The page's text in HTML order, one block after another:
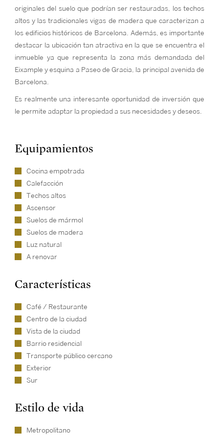
originales del suelo que podrían ser restauradas, los techos
altos y las tradicionales vigas de madera que caracterizan a
los edificios históricos de Barcelona. Además, es importante
destacar la ubicación tan atractiva en la que se encuentra el
inmueble ya que representa la zona más demandada del
Eixample y esquina a Paseo de Gracia, la principal avenida de
Barcelona.
Es realmente una interesante oportunidad de inversión que
le permite adaptar la propiedad a sus necesidades y deseos.
Equipamientos
Cocina empotrada
Calefacción
Techos altos
Ascensor
Suelos de mármol
Suelos de madera
Luz natural
A renovar
Características
Café / Restaurante
Centro de la ciudad
Vista de la ciudad
Barrio residencial
Transporte público cercano
Exterior
Sur
Estilo de vida
Metropolitano